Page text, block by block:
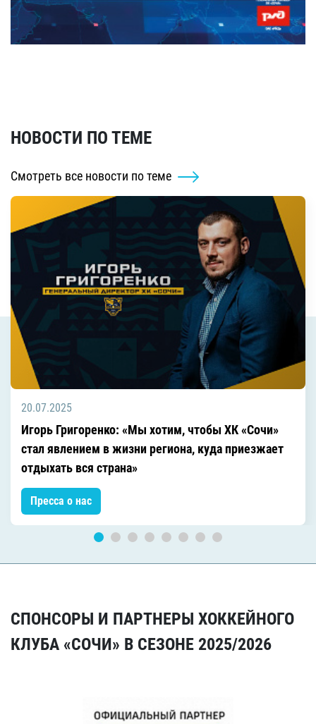
НОВОСТИ ПО ТЕМЕ
Смотреть все новости по теме
20.07.2025
Игорь Григоренко: «Мы хотим, чтобы ХК «Сочи»
стал явлением в жизни региона, куда приезжает
отдыхать вся страна»
Пресса о нас
СПОНСОРЫ И ПАРТНЕРЫ ХОККЕЙНОГО
КЛУБА «СОЧИ» В СЕЗОНЕ 2025/2026